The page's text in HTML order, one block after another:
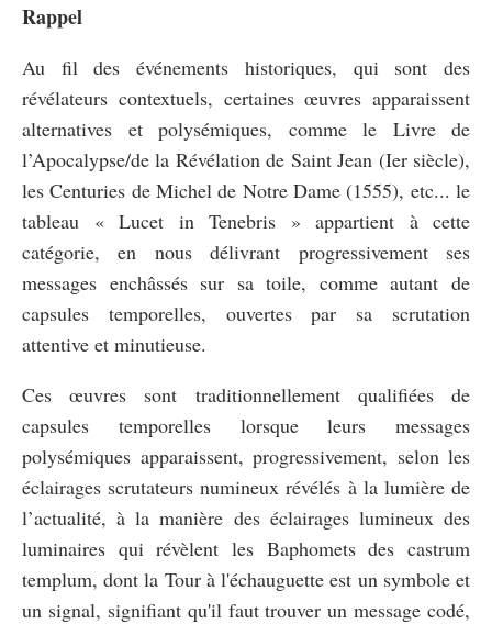
Rappel
Au fil des événements historiques, qui sont des
révélateurs contextuels, certaines œuvres apparaissent
alternatives et polysémiques, comme le Livre de
l’Apocalypse/de la Révélation de Saint Jean (Ier siècle),
les Centuries de Michel de Notre Dame (1555), etc... le
tableau « Lucet in Tenebris » appartient à cette
catégorie, en nous délivrant progressivement ses
messages enchâssés sur sa toile, comme autant de
capsules temporelles, ouvertes par sa scrutation
attentive et minutieuse.
Ces œuvres sont traditionnellement qualifiées de
capsules temporelles lorsque leurs messages
polysémiques apparaissent, progressivement, selon les
éclairages scrutateurs numineux révélés à la lumière de
l’actualité, à la manière des éclairages lumineux des
luminaires qui révèlent les Baphomets des castrum
templum, dont la Tour à l'échauguette est un symbole et
un signal, signifiant qu'il faut trouver un message codé,